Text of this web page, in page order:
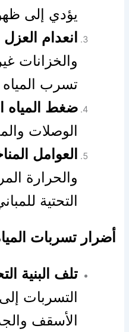
يؤدي إلى
انعدام العزل
والخزانات
تسرب
ضغط المياه
الوصلات
العوامل
والحرارة
التحتية
أضرار تسربات
تلف البنية
التسربات
الأسقف